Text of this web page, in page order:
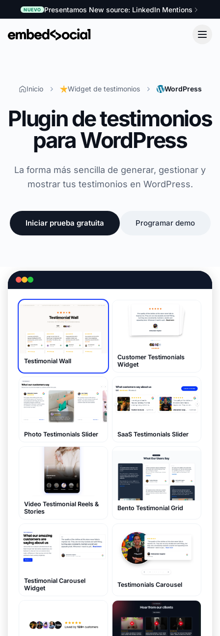
NUEVO Presentamos New source: LinkedIn Mentions
Inicio Widget de testimonios WordPress
Plugin de testimonios
para WordPress
La forma más sencilla de generar, gestionar y
mostrar tus testimonios en WordPress.
Iniciar prueba gratuita Programar demo
Testimonial Wall
Customer Testimonials
Widget
Photo Testimonials Slider SaaS Testimonials Slider
Video Testimonial Reels &
Stories
Bento Testimonial Grid
Testimonial Carousel
Widget
Testimonials Carousel